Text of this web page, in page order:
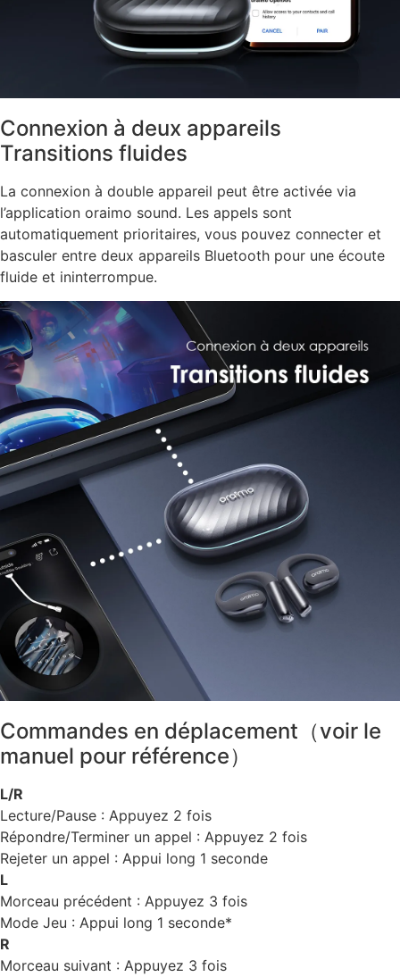
Connexion à deux appareils
Transitions fluides
La connexion à double appareil peut être activée via
l’application oraimo sound. Les appels sont
automatiquement prioritaires, vous pouvez connecter et
basculer entre deux appareils Bluetooth pour une écoute
fluide et ininterrompue.
Commandes en déplacement（voir le
manuel pour référence）
L/R
Lecture/Pause : Appuyez 2 fois
Répondre/Terminer un appel : Appuyez 2 fois
Rejeter un appel : Appui long 1 seconde
L
Morceau précédent : Appuyez 3 fois
Mode Jeu : Appui long 1 seconde*
R
Morceau suivant : Appuyez 3 fois